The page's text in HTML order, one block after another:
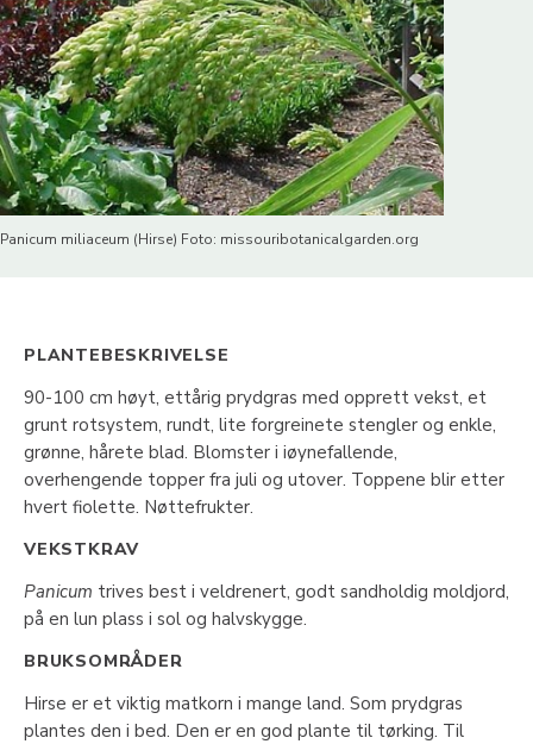
Panicum miliaceum (Hirse) Foto: missouribotanicalgarden.org
PLANTEBESKRIVELSE
90-100 cm høyt, ettårig prydgras med opprett vekst, et
grunt rotsystem, rundt, lite forgreinete stengler og enkle,
grønne, hårete blad. Blomster i iøynefallende,
overhengende topper fra juli og utover. Toppene blir etter
hvert fiolette. Nøttefrukter.
VEKSTKRAV
Panicum trives best i veldrenert, godt sandholdig moldjord,
på en lun plass i sol og halvskygge.
BRUKSOMRÅDER
Hirse er et viktig matkorn i mange land. Som prydgras
plantes den i bed. Den er en god plante til tørking. Til